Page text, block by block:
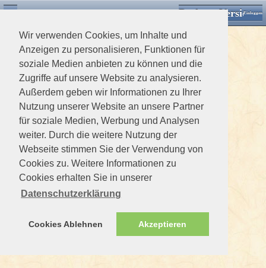
Wir verwenden Cookies, um Inhalte und
Anzeigen zu personalisieren, Funktionen für
soziale Medien anbieten zu können und die
Zugriffe auf unsere Website zu analysieren.
Außerdem geben wir Informationen zu Ihrer
Nutzung unserer Website an unsere Partner
für soziale Medien, Werbung und Analysen
weiter. Durch die weitere Nutzung der
Webseite stimmen Sie der Verwendung von
Cookies zu. Weitere Informationen zu
Cookies erhalten Sie in unserer
Datenschutzerklärung
Cookies Ablehnen Akzeptieren
Desktop VersionEinloggen